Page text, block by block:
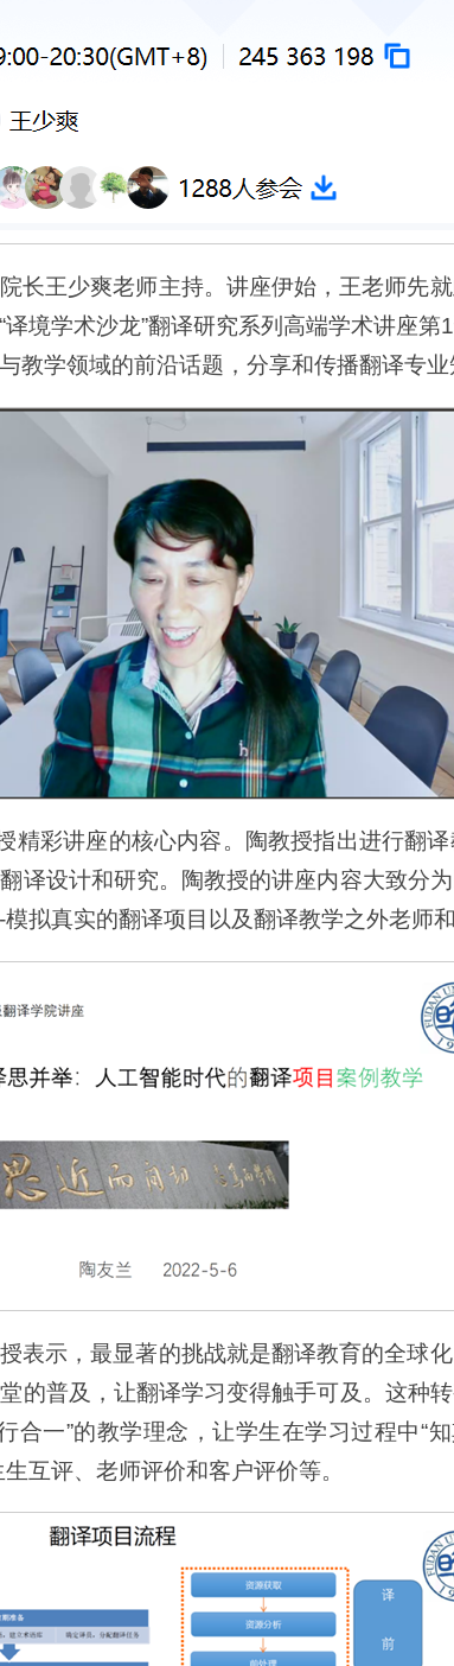
长王少爽老师主持。讲座伊始，王老师先
境学术沙龙”翻译研究系列高端学术讲座
学领域的前沿话题，分享和传播翻译专业
精彩讲座的核心内容。陶教授指出进行翻
译设计和研究。陶教授的讲座内容大致分
拟真实的翻译项目以及翻译教学之外老师
表示，最显著的挑战就是翻译教育的全球
的普及，让翻译学习变得触手可及。这种
一”的教学理念，让学生在学习过程中“
互评、老师评价和客户评价等。